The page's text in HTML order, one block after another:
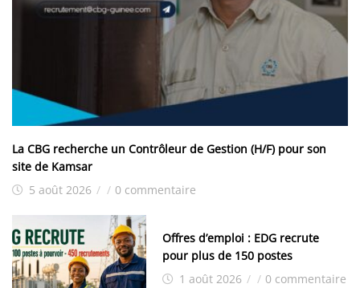
La CBG recherche un Contrôleur de Gestion (H/F) pour son
site de Kamsar
5 août 2026 / / 0 commentaire
Offres d’emploi : EDG recrute
pour plus de 150 postes
1 août 2026 / / 0 commentaire